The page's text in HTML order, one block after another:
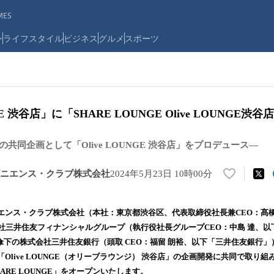
ライフスタイルビジネス グルメ スポーツ
渋谷店」に「SHARE LOUNGE Olive LOUNGE渋谷
共同企画として「Olive LOUNGE 渋谷店」をプロデュース―
エンス・クラブ株式会社2024年5月23日 10時00分
い
！
数
を
読
ンス・クラブ株式会社（本社：東京都渋谷区、代表取締役社長兼CEO：髙
三井住友フィナンシャルグループ（執行役社長グループCEO：中島 達、
下の株式会社三井住友銀行（頭取 CEO：福留 朗裕、以下「三井住友銀行」
Olive LOUNGE（オリーブラウンジ） 渋谷店」の企画開発に共同で取り組
LOUNGE」をオープンいたします。